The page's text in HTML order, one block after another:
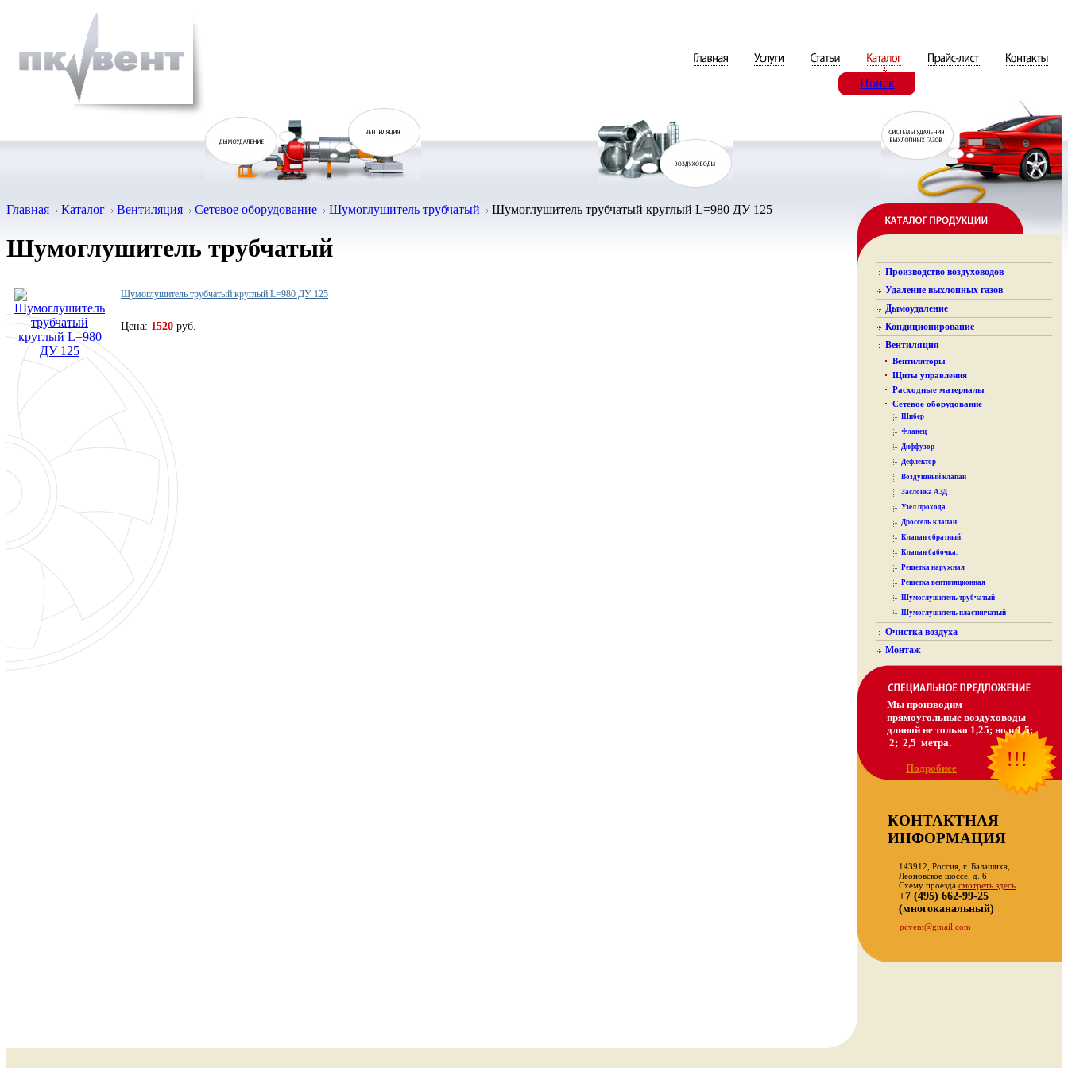
Поиск
Главная Каталог Вентиляция Сетевое оборудование Шумоглушитель трубчатый Шумоглушитель трубчатый круглый L=980 ДУ 125
Шумоглушитель трубчатый
Шумоглушитель трубчатый круглый L=980 ДУ 125
Цена: 1520 руб.
Производство воздуховодов
Удаление выхлопных газов
Дымоудаление
Кондиционирование
Вентиляция
Вентиляторы
Щиты управления
Расходные материалы
Сетевое оборудование
Шибер
Фланец
Диффузор
Дефлектор
Воздушный клапан
Заслонка АЗД
Узел прохода
Дроссель клапан
Клапан обратный
Клапан бабочка.
Решетка наружная
Решетка вентиляционная
Шумоглушитель трубчатый
Шумоглушитель пластинчатый
Очистка воздуха
Монтаж
Мы производим
прямоугольные воздуховоды
длиной не только 1,25; но и 1,5;
2; 2,5 метра.
Подробнее !!!
КОНТАКТНАЯ
ИНФОРМАЦИЯ
143912, Россия, г. Балашиха,
Леоновское шоссе, д. 6
Схему проезда смотреть здесь.
+7 (495) 662-99-25
(многоканальный)
pcvent@gmail.com